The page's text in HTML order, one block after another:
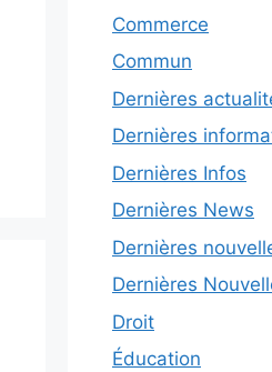
Commerce
Commun
Dernières
Dernières
Dernières Infos
Dernières News
Dernières
Dernières
Droit
Éducation